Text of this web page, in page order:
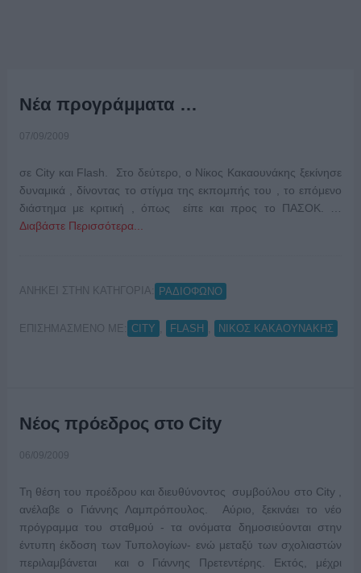
Νέα προγράμματα …
07/09/2009
σε City και Flash. Στο δεύτερο, ο Νίκος Κακαουνάκης ξεκίνησε
δυναμικά , δίνοντας το στίγμα της εκπομπής του , το επόμενο
διάστημα με κριτική , όπως είπε και προς το ΠΑΣΟΚ. …
Διαβάστε Περισσότερα...
ΑΝΗΚΕΙ ΣΤΗΝ ΚΑΤΗΓΟΡΙΑ: ΡΑΔΙΟΦΩΝΟ
ΕΠΙΣΗΜΑΣΜΕΝΟ ΜΕ: CITY FLASH ΝΙΚΟΣ ΚΑΚΑΟΥΝΑΚΗΣ
Νέος πρόεδρος στο City
06/09/2009
Τη θέση του προέδρου και διευθύνοντος συμβούλου στο City ,
ανέλαβε ο Γιάννης Λαμπρόπουλος. Αύριο, ξεκινάει το νέο
πρόγραμμα του σταθμού - τα ονόματα δημοσιεύονται στην
έντυπη έκδοση των Τυπολογίων- ενώ μεταξύ των σχολιαστών
περιλαμβάνεται και ο Γιάννης Πρετεντέρης. Εκτός, μέχρι